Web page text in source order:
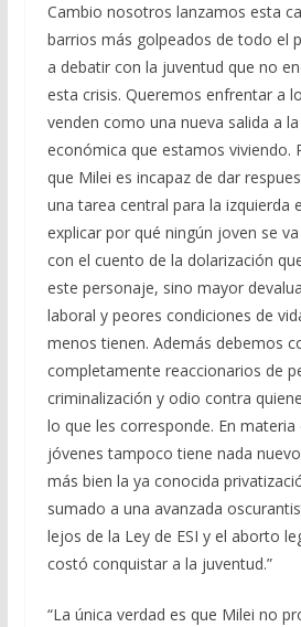
Cambio nosotros lanzamos esta
barrios más golpeados de todo el
a debatir con la juventud que no
esta crisis. Queremos enfrentar a
venden como una nueva salida a
económica que estamos viviendo.
que Milei es incapaz de dar
una tarea central para la izquierda
explicar por qué ningún joven se
con el cuento de la dolarización
este personaje, sino mayor
laboral y peores condiciones de
menos tienen. Además debemos
completamente reaccionarios de
criminalización y odio contra
lo que les corresponde. En
jóvenes tampoco tiene nada
más bien la ya conocida
sumado a una avanzada
lejos de la Ley de ESI y el aborto
costó conquistar a la juventud.”
“La única verdad es que Milei no